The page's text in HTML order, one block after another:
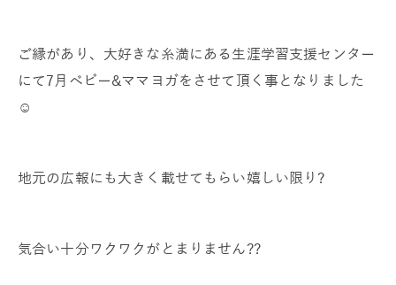
ご縁があり、大好きな糸満にある生涯学習支援センター
にて7月ベビー&ママヨガをさせて頂く事となりました
☺️
地元の広報にも大きく載せてもらい嬉しい限り?
気合い十分ワクワクがとまりません??